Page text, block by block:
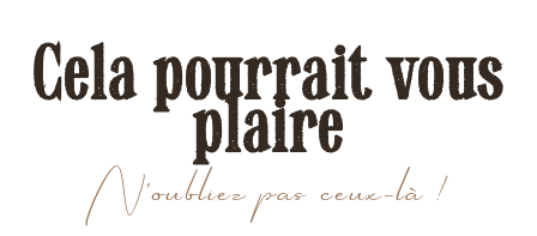
N'oubliez pas ceux-là !
Cela pourrait vous
plaire